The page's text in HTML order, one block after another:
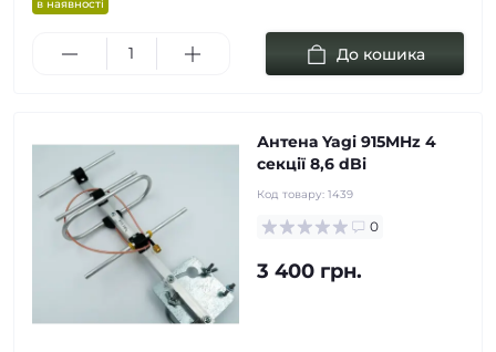
в наявності
До кошика
Антена Yagi 915MHz 4
cекції 8,6 dBi
Код товару: 1439
0
3 400 грн.